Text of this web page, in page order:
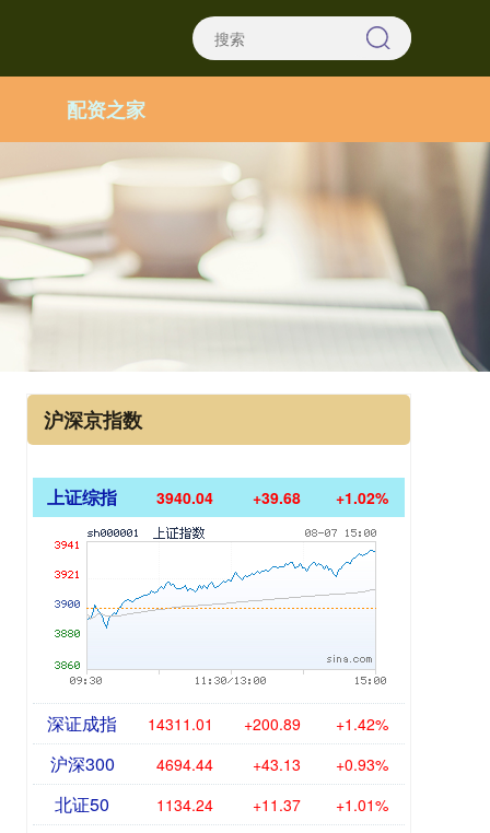
配资之家
沪深京指数
上证综指 3940.04 +39.68 +1.02%
深证成指 14311.01 +200.89 +1.42%
沪深300 4694.44 +43.13 +0.93%
北证50 1134.24 +11.37 +1.01%